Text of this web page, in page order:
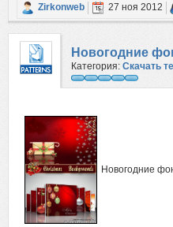
Zirkonweb 27 ноя 2012
Новогодние
Категория: Скачать
Новогодние